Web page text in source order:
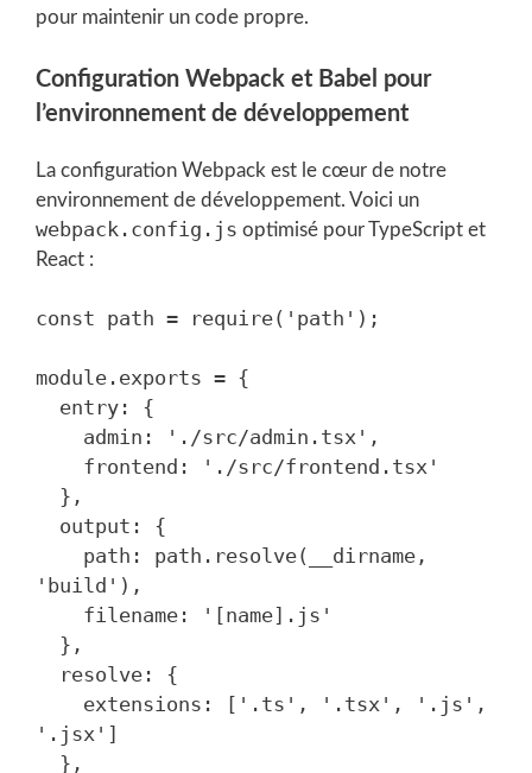
pour maintenir un code propre.
Configuration Webpack et Babel pour
l’environnement de développement
La configuration Webpack est le cœur de notre
environnement de développement. Voici un
webpack.config.js optimisé pour TypeScript et
React :
const path = require('path');
module.exports = {
'build'),
'.jsx']